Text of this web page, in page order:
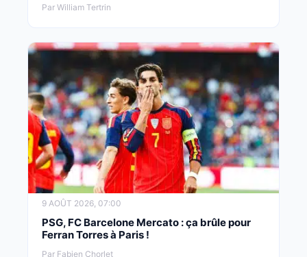
Par William Tertrin
9 AOÛT 2026, 07:00
PSG, FC Barcelone Mercato : ça brûle pour
Ferran Torres à Paris !
Par Fabien Chorlet